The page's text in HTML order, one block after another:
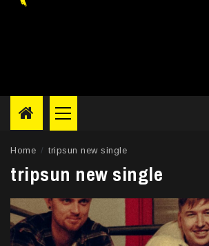
Primary
Menu
Home tripsun new single
tripsun new single